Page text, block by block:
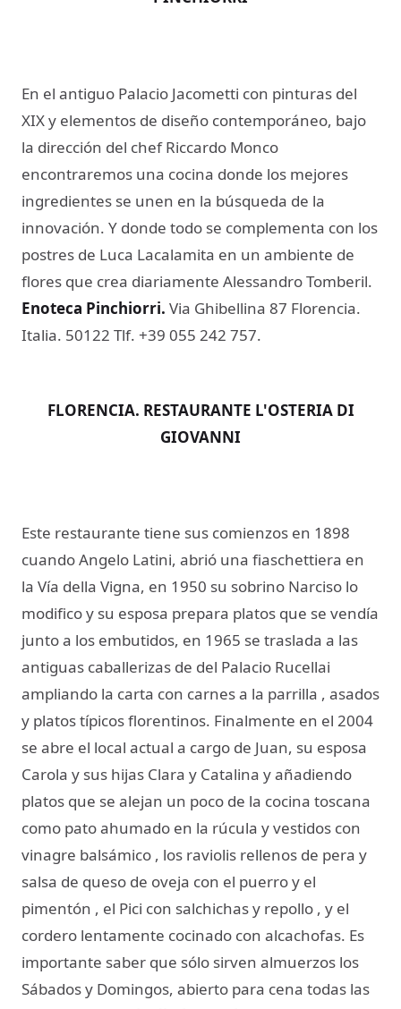
En el antiguo Palacio Jacometti con pinturas del
XIX y elementos de diseño contemporáneo, bajo
la dirección del chef Riccardo Monco
encontraremos una cocina donde los mejores
ingredientes se unen en la búsqueda de la
innovación. Y donde todo se complementa con los
postres de Luca Lacalamita en un ambiente de
flores que crea diariamente Alessandro Tomberil.
Enoteca Pinchiorri. Via Ghibellina 87 Florencia.
Italia. 50122 Tlf. +39 055 242 757.
FLORENCIA. RESTAURANTE L'OSTERIA DI
GIOVANNI
Este restaurante tiene sus comienzos en 1898
cuando Angelo Latini, abrió una fiaschettiera en
la Vía della Vigna, en 1950 su sobrino Narciso lo
modifico y su esposa prepara platos que se vendía
junto a los embutidos, en 1965 se traslada a las
antiguas caballerizas de del Palacio Rucellai
ampliando la carta con carnes a la parrilla , asados
y platos típicos florentinos. Finalmente en el 2004
se abre el local actual a cargo de Juan, su esposa
Carola y sus hijas Clara y Catalina y añadiendo
platos que se alejan un poco de la cocina toscana
como pato ahumado en la rúcula y vestidos con
vinagre balsámico , los raviolis rellenos de pera y
salsa de queso de oveja con el puerro y el
pimentón , el Pici con salchichas y repollo , y el
cordero lentamente cocinado con alcachofas. Es
importante saber que sólo sirven almuerzos los
Sábados y Domingos, abierto para cena todas las